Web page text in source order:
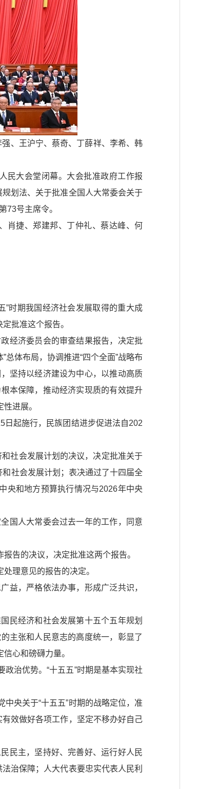
、王沪宁、蔡奇、丁薛祥、李希、韩
民大会堂闭幕。大会批准政府工作报
划法、关于批准全国人大常委会关于
73号主席令。
肖捷、郑建邦、丁仲礼、蔡达峰、何
”时期我国经济社会发展取得的重大成
批准这个报告。
经济委员会的审查结果报告，决定批
总体布局，协调推进“四个全面”战略布
坚持以经济建设为中心，以推动高质
本保障，推动经济实现质的有效提升
进展。
日起施行，民族团结进步促进法自202
社会发展计划的决议，决定批准关于
社会发展计划；表决通过了十四届全
央和地方预算执行情况与2026年中央
国人大常委会过去一年的工作，同意
告的决议，决定批准这两个报告。
理意见的报告的决定。
益，严格依法办事，形成广泛共识，
民经济和社会发展第十五个五年规划
主张和人民意志的高度统一，彰显了
心和磅礴力量。
治优势。“十五五”时期是基本实现社
央关于“十五五”时期的战略定位，准
效做好各项工作，坚定不移办好自己
民主，坚持好、完善好、运行好人民
治保障；人大代表要忠实代表人民利